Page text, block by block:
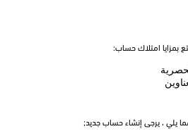
بمزايا امتلاك حساب:
يلي ، يرجى إنشاء حساب جديد;